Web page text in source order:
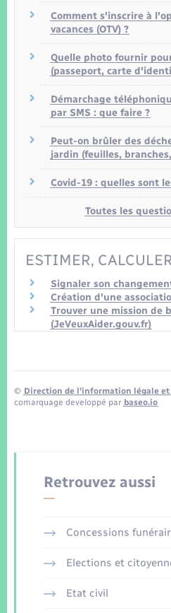
Comment s'inscrire à
vacances (OTV) ?
Quelle photo fournir
(passeport, carte
Démarchage
par SMS : que faire ?
Peut-on brûler des
jardin (feuilles,
Covid-19 : quelles sont
Toutes les
ESTIMER,
Signaler son
Création d'une
Trouver une mission de
(JeVeuxAider.gouv.fr)
© Direction de l’information légale
comarquage developpé par baseo.io
Retrouvez aussi
Concessions
Elections et
Etat civil